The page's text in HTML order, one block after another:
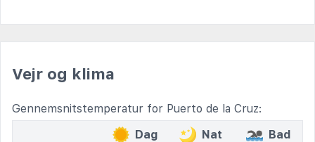
Vejr og klima
Gennemsnitstemperatur for Puerto de la Cruz:
Dag
Nat Bad